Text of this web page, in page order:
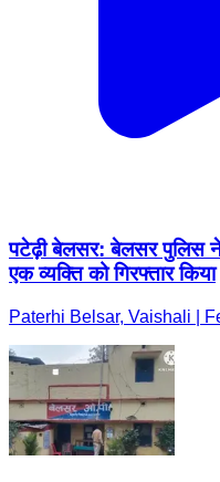
पटेढ़ी बेलसर: बेलसर पुलिस
एक व्यक्ति को गिरफ्तार किया
Paterhi Belsar, Vaishali |